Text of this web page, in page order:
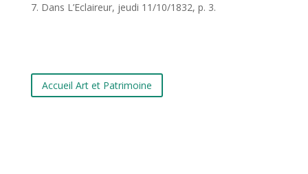
Dans L’Eclaireur, jeudi 11/10/1832, p. 3.
Accueil Art et Patrimoine